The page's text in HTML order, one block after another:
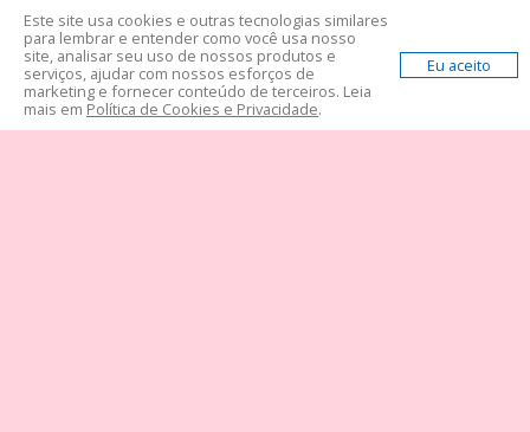
Este site usa cookies e outras tecnologias similares
para lembrar e entender como você usa nosso
site, analisar seu uso de nossos produtos e
serviços, ajudar com nossos esforços de
marketing e fornecer conteúdo de terceiros. Leia
mais em Política de Cookies e Privacidade.
Eu aceito